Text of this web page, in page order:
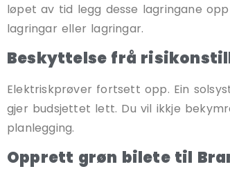
løpet av tid legg desse lagringane
lagringar eller lagringar.
Beskyttelse frå
Elektriskprøver fortsett opp. Ein
gjer budsjettet lett. Du vil ikkje
planlegging.
Opprett grøn bilete til